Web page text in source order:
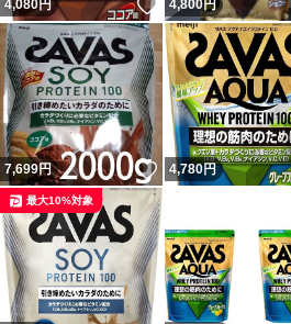
4,080円 いいね！
4,800円
7,699円 いいね！
4,780円
最大10%対象